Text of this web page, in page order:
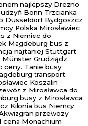
najlepszy Drezno
Bonn Trzcianka
Düsseldorf Bydgoszcz
Polska Mirosławiec
z Niemiec do
Magdeburg bus z
najtaniej Stuttgart
Münster Grudziądz
ceny. Tanie busy
transport
Koszalin
z Mirosławca do
busy z Mirosławca
Kilonia bus Niemcy
przewozy
cena Monachium